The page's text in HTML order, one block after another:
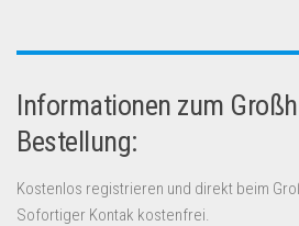
Informationen zum
Bestellung:
Kostenlos registrieren und direkt beim
Sofortiger Kontak kostenfrei.